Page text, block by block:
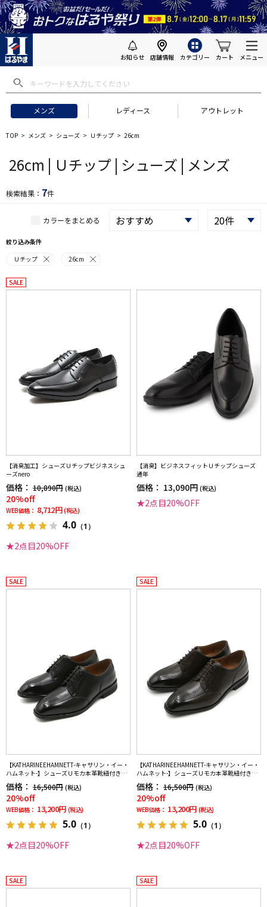
お知らせ 店舗情報 カテゴリー カート メニュー
メンズ レディース アウトレット
フトにおすすめ #セットアップ スーツ
TOP メンズ シューズ Ｕチップ 26cm
26cm | Ｕチップ | シューズ | メンズ
検索結果： 7件
カラーをまとめる
絞り込み条件
Ｕチップ
26cm
SALE
【消臭加工】シューズＵチップビジネスシュ
ーズnero
価格： 10,890円 (税込)
20%off
WEB価格： 8,712円 (税込)
4.0 （1）
★2点目20%OFF
【消臭】ビジネスフィットＵチップシューズ
通年
価格： 13,090円 (税込)
★2点目20%OFF
SALE
【KATHARINEEHAMNETT-キャサリン・イー・
ハムネット-】シューズＵモカ本革靴紐付き無
地通年
価格： 16,500円 (税込)
20%off
WEB価格： 13,200円 (税込)
5.0 （1）
★2点目20%OFF
SALE
【KATHARINEEHAMNETT-キャサリン・イー・
ハムネット-】シューズＵモカ本革靴紐付き無
地通年
価格： 16,500円 (税込)
20%off
WEB価格： 13,200円 (税込)
5.0 （1）
★2点目20%OFF
SALE SALE